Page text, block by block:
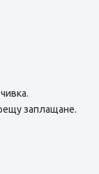
заплащане.